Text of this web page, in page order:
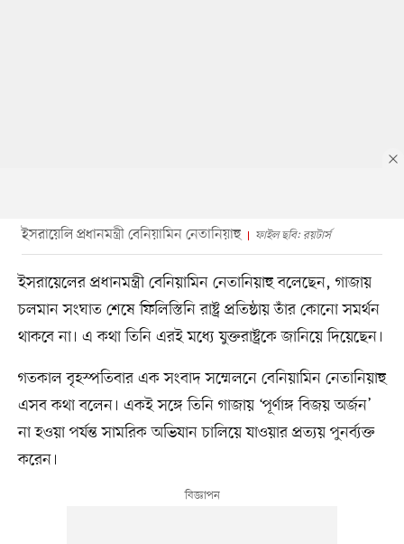
ইসরায়েলি প্রধানমন্ত্রী বেনিয়ামিন নেতানিয়াহু ফাইল ছবি: রয়টার্স
ইসরায়েলের প্রধানমন্ত্রী বেনিয়ামিন নেতানিয়াহু বলেছেন, গাজায়
চলমান সংঘাত শেষে ফিলিস্তিনি রাষ্ট্র প্রতিষ্ঠায় তাঁর কোনো সমর্থন
থাকবে না। এ কথা তিনি এরই মধ্যে যুক্তরাষ্ট্রকে জানিয়ে দিয়েছেন।
গতকাল বৃহস্পতিবার এক সংবাদ সম্মেলনে বেনিয়ামিন নেতানিয়াহু
এসব কথা বলেন। একই সঙ্গে তিনি গাজায় ‘পূর্ণাঙ্গ বিজয় অর্জন’
না হওয়া পর্যন্ত সামরিক অভিযান চালিয়ে যাওয়ার প্রত্যয় পুনর্ব্যক্ত
করেন।